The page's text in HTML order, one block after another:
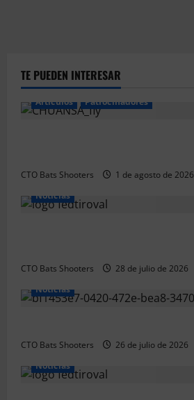
TE PUEDEN INTERESAR
Articulos Patrocinadores
CTO Bats Shooters
1 de agosto de 2026
Noticias
CTO Bats Shooters
28 de julio de 2026
Noticias
CTO Bats Shooters
26 de julio de 2026
Noticias